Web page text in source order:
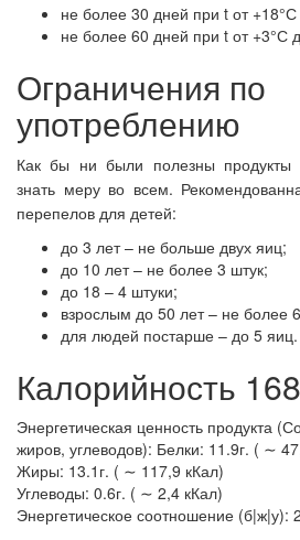
не более 30 дней при t от
не более 60 дней при t от +3°С
Ограничения по
употреблению
Как бы ни были полезны продукты
знать меру во всем.
перепелов для детей:
до 3 лет – не больше двух яиц;
до 10 лет – не более 3 штук;
до 18 – 4 штуки;
взрослым до 50 лет – не более
для людей постарше – до 5 яиц.
Калорийность
Энергетическая ценность продукта
жиров, углеводов): Белки: 11.9г. ( ∼
Жиры: 13.1г. ( ∼ 117,9 кКал)
Углеводы: 0.6г. ( ∼ 2,4 кКал)
Энергетическое соотношение (б|ж|у):